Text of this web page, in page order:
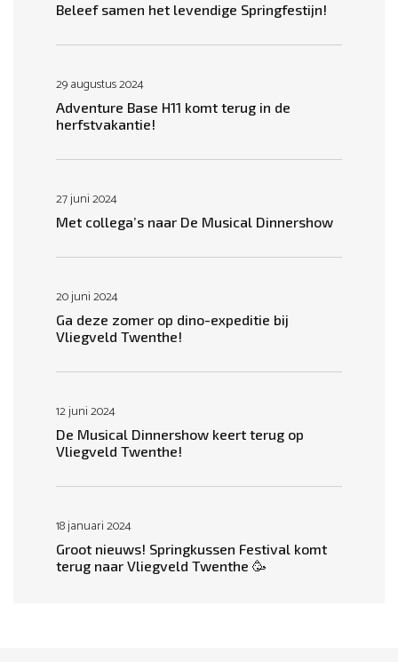
Beleef samen het levendige Springfestijn!
29 augustus 2024
Adventure Base H11 komt terug in de
herfstvakantie!
27 juni 2024
Met collega’s naar De Musical Dinnershow
20 juni 2024
Ga deze zomer op dino-expeditie bij
Vliegveld Twenthe!
12 juni 2024
De Musical Dinnershow keert terug op
Vliegveld Twenthe!
18 januari 2024
Groot nieuws! Springkussen Festival komt
terug naar Vliegveld Twenthe 🥳